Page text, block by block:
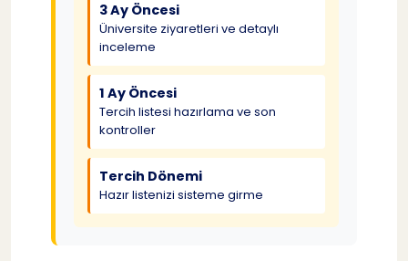
3 Ay Öncesi
Üniversite ziyaretleri ve detaylı
inceleme
1 Ay Öncesi
Tercih listesi hazırlama ve son
kontroller
Tercih Dönemi
Hazır listenizi sisteme girme